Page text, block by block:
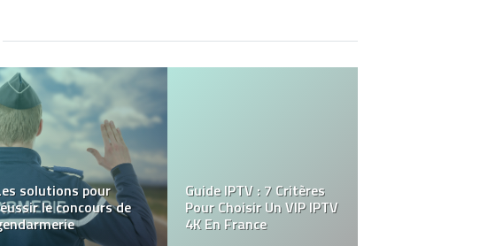
borne de recharge
choisir ?
envoyer des SMS en
ligne : C’est rapide,
efficace et facile !